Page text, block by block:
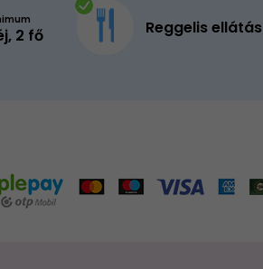
2 fő Reggelis ellátás